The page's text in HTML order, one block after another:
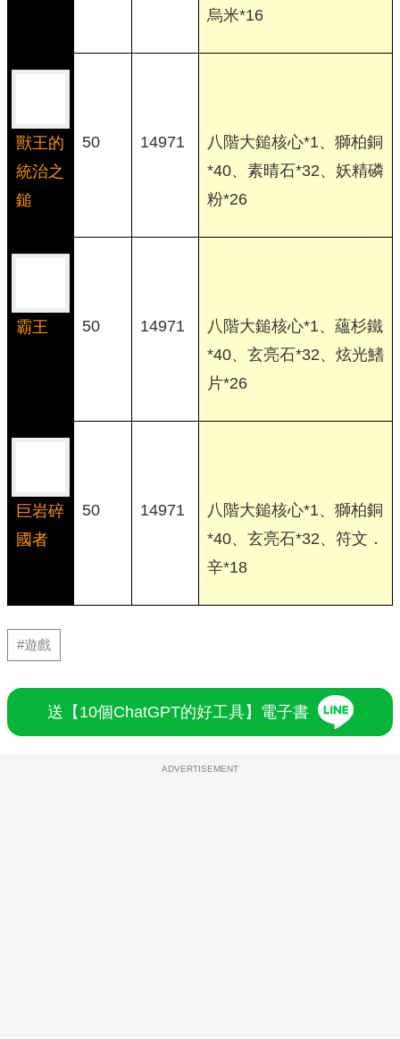
烏米*16
獸王的
統治之
鎚
50 14971
八階大鎚核心*1、獅柏銅
*40、素晴石*32、妖精磷
粉*26
霸王 50 14971
八階大鎚核心*1、蘊杉鐵
*40、玄亮石*32、炫光鰭
片*26
巨岩碎
國者
50 14971
八階大鎚核心*1、獅柏銅
*40、玄亮石*32、符文．
辛*18
#遊戲
送【10個ChatGPT的好工具】電子書
ADVERTISEMENT